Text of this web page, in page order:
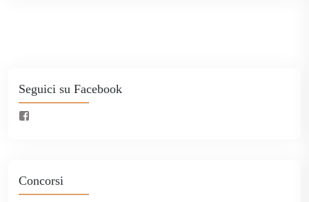
Seguici su Facebook
Concorsi